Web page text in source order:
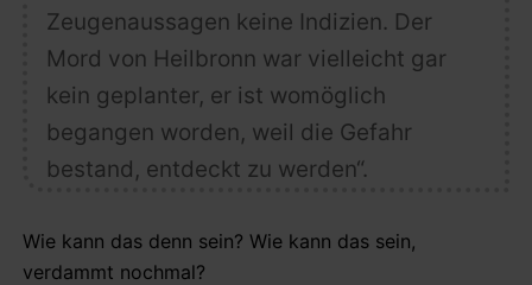
Zeugenaussagen keine Indizien. Der
Mord von Heilbronn war vielleicht gar
kein geplanter, er ist womöglich
begangen worden, weil die Gefahr
bestand, entdeckt zu werden“.
Wie kann das denn sein? Wie kann das sein,
verdammt nochmal?